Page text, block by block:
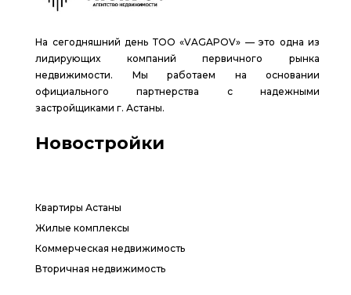
На сегодняшний день ТОО «VAGAPOV» — это одна из
лидирующих компаний первичного рынка
недвижимости. Мы работаем на основании
официального партнерства с надежными
застройщиками г. Астаны.
Новостройки
Квартиры Астаны
Жилые комплексы
Коммерческая недвижимость
Вторичная недвижимость